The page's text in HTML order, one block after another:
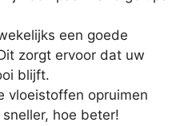
een goede
zorgt ervoor dat uw
blijft.
vloeistoffen opruimen
hoe beter!